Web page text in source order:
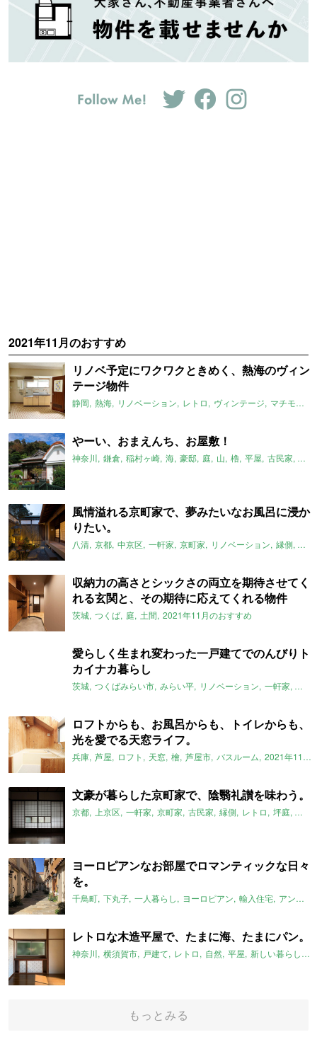
2021年11月のおすすめ
リノベ予定にワクワクときめく、熱海のヴィン
テージ物件
静岡 熱海 リノベーション レトロ ヴィンテージ マチモリ不動産
やーい、おまえんち、お屋敷！
神奈川 鎌倉 稲村ヶ崎 海 豪邸 庭 山 櫓 平屋 古民家 大
風情溢れる京町家で、夢みたいなお風呂に浸か
りたい。
八清 京都 中京区 一軒家 京町家 リノベーション 縁側 坪庭
収納力の高さとシックさの両立を期待させてく
れる玄関と、その期待に応えてくれる物件
茨城 つくば 庭 土間 2021年11月のおすすめ
愛らしく生まれ変わった一戸建てでのんびりト
カイナカ暮らし
茨城 つくばみらい市 みらい平 リノベーション 一軒家 トカ
ロフトからも、お風呂からも、トイレからも、
光を愛でる天窓ライフ。
兵庫 芦屋 ロフト 天窓 檜 芦屋市 バスルーム 2021年11月のおすすめ
文豪が暮らした京町家で、陰翳礼讃を味わう。
京都 上京区 一軒家 京町家 古民家 縁側 レトロ 坪庭 文豪
ヨーロピアンなお部屋でロマンティックな日々
を。
千鳥町 下丸子 一人暮らし ヨーロピアン 輸入住宅 アンティーク
レトロな木造平屋で、たまに海、たまにパン。
神奈川 横須賀市 戸建て レトロ 自然 平屋 新しい暮らし発見不動産
もっとみる